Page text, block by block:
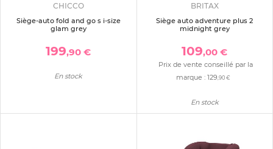
CHICCO
Siège-auto fold and go s i-size
glam grey
199,90 €
En stock
BRITAX
Siège auto adventure plus 2
midnight grey
109,00 €
Prix de vente conseillé par la
marque :129,90 €
En stock